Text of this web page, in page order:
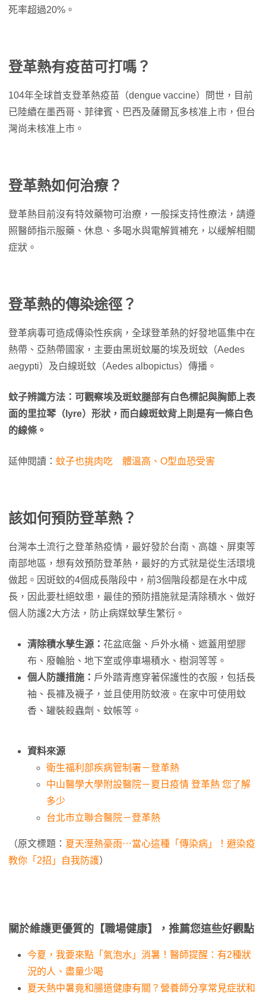
死率超過20%。
登革熱有疫苗可打嗎？
104年全球首支登革熱疫苗（dengue vaccine）問世，目前
已陸續在墨西哥、菲律賓、巴西及薩爾瓦多核准上市，但台
灣尚未核准上市。
登革熱如何治療？
登革熱目前沒有特效藥物可治療，一般採支持性療法，請遵
照醫師指示服藥、休息、多喝水與電解質補充，以緩解相關
症狀。
登革熱的傳染途徑？
登革病毒可造成傳染性疾病，全球登革熱的好發地區集中在
熱帶、亞熱帶國家，主要由黑斑蚊屬的埃及斑蚊（Aedes
aegypti）及白線斑蚊（Aedes albopictus）傳播。
蚊子辨識方法：可觀察埃及斑蚊腿部有白色標記與胸節上表
面的里拉琴（lyre）形狀，而白線斑蚊背上則是有一條白色
的線條。
延伸閱讀： 蚊子也挑肉吃 體溫高、O型血恐受害
該如何預防登革熱？
台灣本土流行之登革熱疫情，最好發於台南、高雄、屏東等
南部地區，想有效預防登革熱，最好的方式就是從生活環境
做起。因斑蚊的4個成長階段中，前3個階段都是在水中成
長，因此要杜絕蚊患，最佳的預防措施就是清除積水、做好
個人防護2大方法，防止病媒蚊孳生繁衍。
清除積水孳生源： 花盆底盤、戶外水桶、遮蓋用塑膠
布、廢輪胎、地下室或停車場積水、樹洞等等。
個人防護措施： 戶外踏青應穿著保護性的衣服，包括長
袖、長褲及襪子，並且使用防蚊液。在家中可使用蚊
香、罐裝殺蟲劑、蚊帳等。
資料來源
衛生福利部疾病管制署－登革熱
中山醫學大學附設醫院－夏日疫情 登革熱 您了解
多少
台北市立聯合醫院－登革熱
（原文標題： 夏天溼熱豪雨⋯當心這種「傳染病」！避染疫
教你「2招」自我防護）
關於維護更優質的【職場健康】，推薦您這些好觀點
今夏，我要來點「氣泡水」消暑！醫師提醒：有2種狀
況的人、盡量少喝
夏天熱中暑竟和腸道健康有關？營養師分享常見症狀和